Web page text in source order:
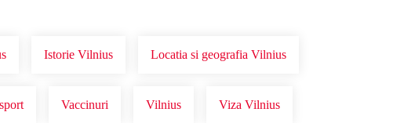
Istorie Vilnius Locatia si geografia Vilnius
Vaccinuri Vilnius Viza Vilnius